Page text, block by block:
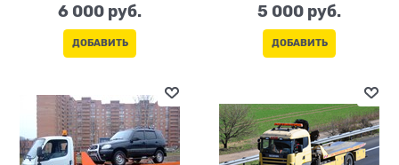
6 000 руб.
ДОБАВИТЬ
5 000 руб.
ДОБАВИТЬ